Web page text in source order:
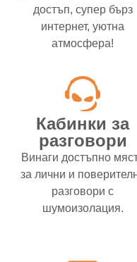
достъп, супер бърз
интернет, уютна
атмосфера!
Кабинки за
разговори
Винаги достъпно
за лични и
разговори с
шумоизолация.